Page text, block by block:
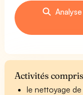
Activités
le nettoyage de